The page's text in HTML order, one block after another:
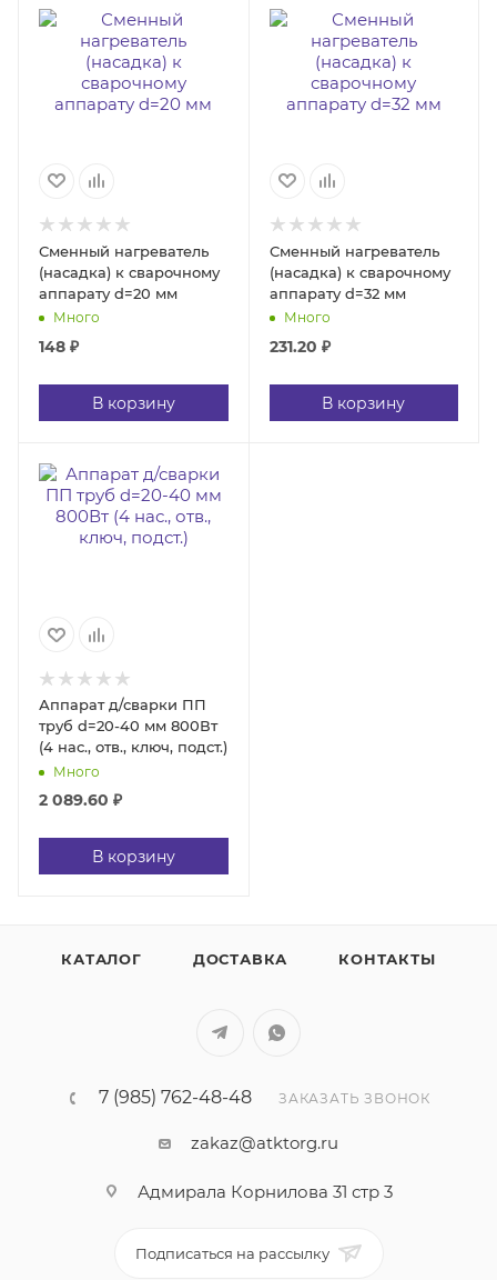
Сменный нагреватель
(насадка) к сварочному
аппарату d=20 мм
Много
148 ₽
В корзину
Сменный нагреватель
(насадка) к сварочному
аппарату d=32 мм
Много
231.20 ₽
В корзину
Аппарат д/сварки ПП
труб d=20-40 мм 800Вт
(4 нас., отв., ключ, подст.)
Много
2 089.60 ₽
В корзину
КАТАЛОГ ДОСТАВКА КОНТАКТЫ
7 (985) 762-48-48 ЗАКАЗАТЬ ЗВОНОК
zakaz@atktorg.ru
Адмирала Корнилова 31 стр 3
Подписаться на рассылку